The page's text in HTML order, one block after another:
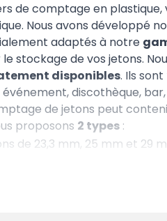
de comptage en
Nous avons développé
adaptés à notre
stockage de vos jetons.
disponibles. Ils
discothèque,
de jetons peut
proposons 2 types :
de 23,3 mm, 25 mm et 29